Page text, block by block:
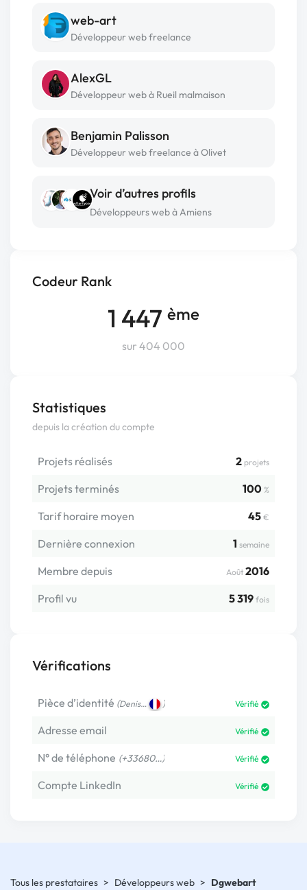
Codeur Rank
1 447 ème
sur 404 000
Statistiques
depuis la création du compte
Projets réalisés 2 projets
Projets terminés 100 %
Tarif horaire moyen 45 €
Dernière connexion 1 semaine
Membre depuis Août 2016
Profil vu
5 319 fois
Vérifications
Pièce d’identité (Denis… ) Vérifié
Adresse email Vérifié
N° de téléphone (+33680…) Vérifié
Compte LinkedIn Vérifié
web-art
Développeur web freelance
AlexGL
Développeur web à Rueil malmaison
Benjamin Palisson
Développeur web freelance à Olivet
Voir d’autres profils
Développeurs web à Amiens
Tous les prestataires > Développeurs web > Dgwebart